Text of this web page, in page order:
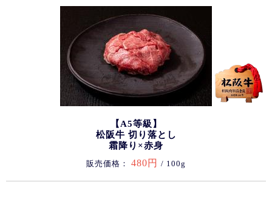
【A5等級】
松阪牛 切り落とし
霜降り×赤身
販売価格： 480円 / 100g